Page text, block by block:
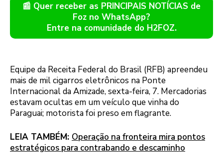
📰 Quer receber as PRINCIPAIS NOTÍCIAS de
Foz no WhatsApp?
Entre na comunidade do H2FOZ.
Equipe da Receita Federal do Brasil (RFB) apreendeu
mais de mil cigarros eletrônicos na Ponte
Internacional da Amizade, sexta-feira, 7. Mercadorias
estavam ocultas em um veículo que vinha do
Paraguai; motorista foi preso em flagrante.
LEIA TAMBÉM: Operação na fronteira mira pontos
estratégicos para contrabando e descaminho